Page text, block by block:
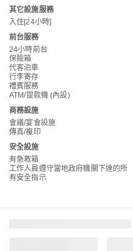
其它設施服務
入住[24小時]
前台服務
24小時前台
保險箱
代客泊車
行李寄存
禮賓服務
ATM/提款機 (內設)
商務設施
會議/宴會設施
傳真/複印
安全設施
有急救箱
工作人員遵守當地政府機關下達的所
有安全指示